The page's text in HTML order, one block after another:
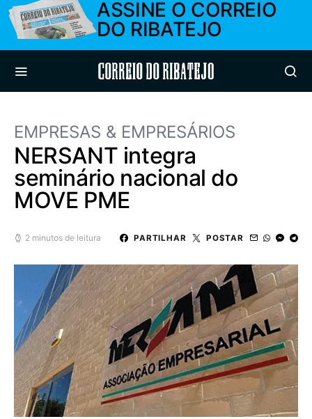
ASSINE O CORREIO
DO RIBATEJO
Correio do Ribatejo
EMPRESAS & EMPRESÁRIOS
NERSANT integra
seminário nacional do
MOVE PME
2 minutos de leitura PARTILHAR POSTAR